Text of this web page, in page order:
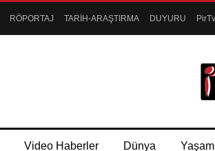
RÖPORTAJ TARİH-ARAŞTIRMA DUYURU PirTv
Video Haberler Dünya Yaşam